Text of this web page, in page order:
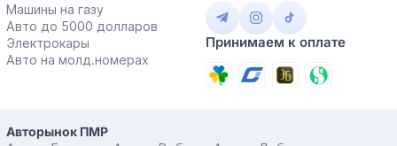
Машины на газу
Авто до 5000 долларов
Электрокары
Авто на молд.номерах
Принимаем к оплате
Авторынок ПМР